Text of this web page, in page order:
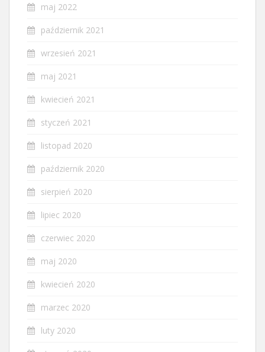
maj 2022
październik 2021
wrzesień 2021
maj 2021
kwiecień 2021
styczeń 2021
listopad 2020
październik 2020
sierpień 2020
lipiec 2020
czerwiec 2020
maj 2020
kwiecień 2020
marzec 2020
luty 2020